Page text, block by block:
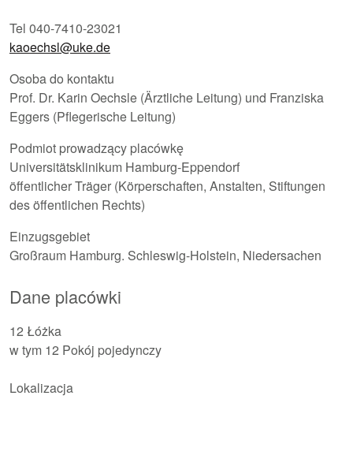
Tel 040-7410-23021
kaoechsl@uke.de
Osoba do kontaktu
Prof. Dr. Karin Oechsle (Ärztliche Leitung) und Franziska
Eggers (Pflegerische Leitung)
Podmiot prowadzący placówkę
Universitätsklinikum Hamburg-Eppendorf
öffentlicher Träger (Körperschaften, Anstalten, Stiftungen
des öffentlichen Rechts)
Einzugsgebiet
Großraum Hamburg. Schleswig-Holstein, Niedersachen
Dane placówki
12 Łóżka
w tym 12 Pokój pojedynczy
Lokalizacja